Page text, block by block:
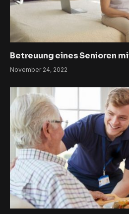
Betreuung eines Senioren
November 24, 2022